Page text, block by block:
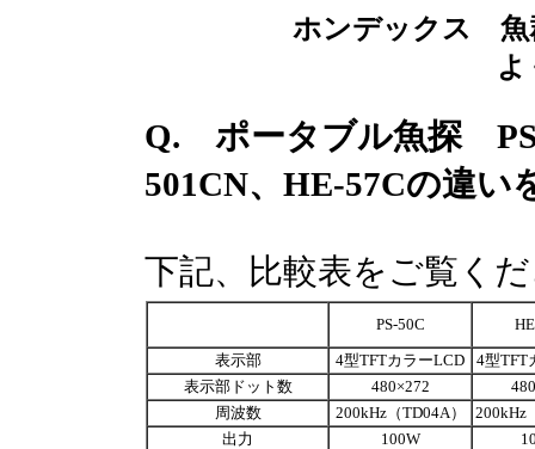
ホンデックス 魚
よ
Q. ポータブル魚探 PS-
501CN、HE-57Cの違い
下記、比較表をご覧く
PS-50C
表示部
4型TFTカラーLCD
4型TFT
表示部ドット数
480×272
周波数
200kHz（TD04A）
200kHz
出力
100W